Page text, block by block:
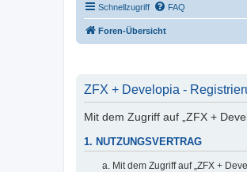
Schnellzugriff FAQ
Foren-Übersicht
ZFX + Developia -
Mit dem Zugriff auf „ZFX +
1. NUTZUNGSVERTRAG
Mit dem Zugriff auf „ZFX +